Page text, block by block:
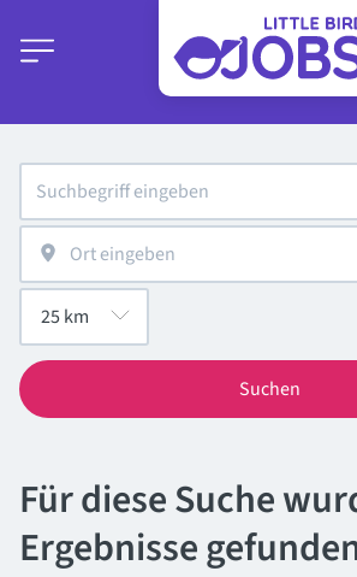
Suchen
Für diese Suche
Ergebnisse